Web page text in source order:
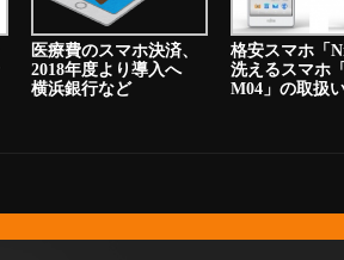
医療費のスマホ決済、
2018年度より導入へ
横浜銀行など
格安スマホ
洗えるスマホ
M04」の取扱